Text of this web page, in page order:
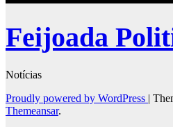
Feijoada
Notícias
Proudly powered by WordPress |
Themeansar.